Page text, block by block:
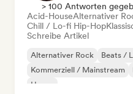
> 100 Antworten
Acid-HouseAlternativer
Chill / Lo-fi Hip-Hop
Schreibe Artikel
Alternativer Rock Beats /
Kommerziell / Mainstream
House